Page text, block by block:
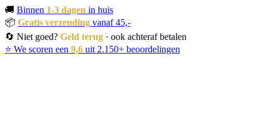
🚚 Binnen 1-3 dagen in huis
📦 Gratis verzending vanaf 45,-
🔄 Niet goed? Geld terug · ook achteraf betalen
⭐ We scoren een 9,6 uit 2.150+ beoordelingen